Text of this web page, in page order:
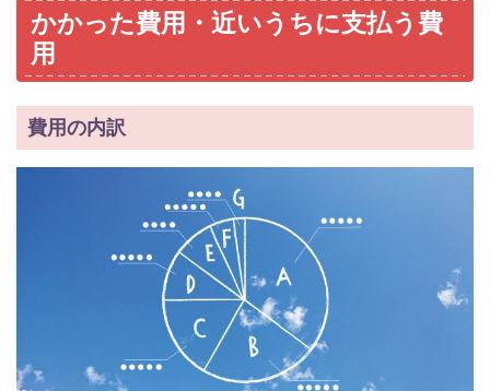
かかった費用・近いうちに支払う費
用
費用の内訳